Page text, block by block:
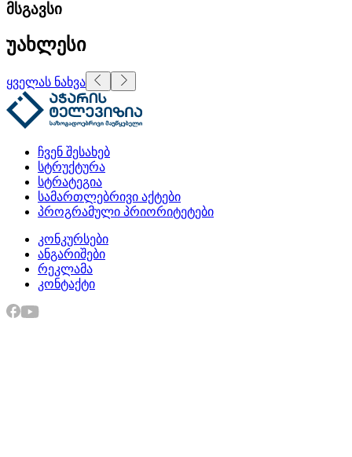
მსგავსი
უახლესი
ყველას ნახვა
ჩვენ შესახებ
სტრუქტურა
სტრატეგია
სამართლებრივი აქტები
პროგრამული პრიორიტეტები
კონკურსები
ანგარიშები
რეკლამა
კონტაქტი